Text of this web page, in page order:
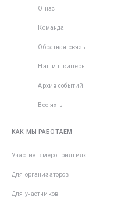
О нас
Команда
Обратная связь
Наши шкиперы
Архив событий
Все яхты
КАК МЫ РАБОТАЕМ
Участие в мероприятиях
Для организаторов
Для участников